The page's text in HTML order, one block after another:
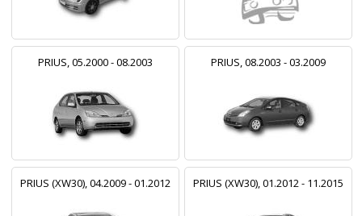
PRIUS, 05.2000 - 08.2003 PRIUS, 08.2003 - 03.2009
PRIUS (XW30), 04.2009 - 01.2012 PRIUS (XW30), 01.2012 - 11.2015